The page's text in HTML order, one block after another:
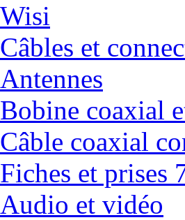
Wisi
Câbles et
Antennes
Bobine coaxial
Câble coaxial
Fiches et prises
Audio et vidéo